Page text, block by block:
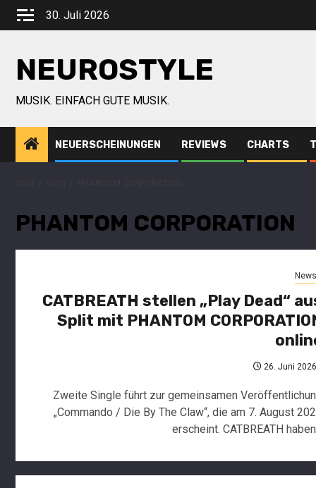
30. Juli 2026
NEUROSTYLE
MUSIK. EINFACH GUTE MUSIK.
NEUERSCHEINUNGEN REVIEWS CHARTS
PHANTOM CORPORATION
News
CATBREATH stellen „Play Dead“
Split mit PHANTOM
26. Juni 2026
Zweite Single führt zur gemeinsamen
„Commando / Die By The Claw“, die am 7. August
erscheint. CATBREATH